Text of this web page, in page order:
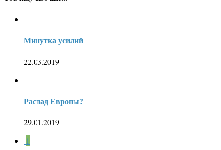
Минутка усилий
22.03.2019
Распад Европы?
29.01.2019
1